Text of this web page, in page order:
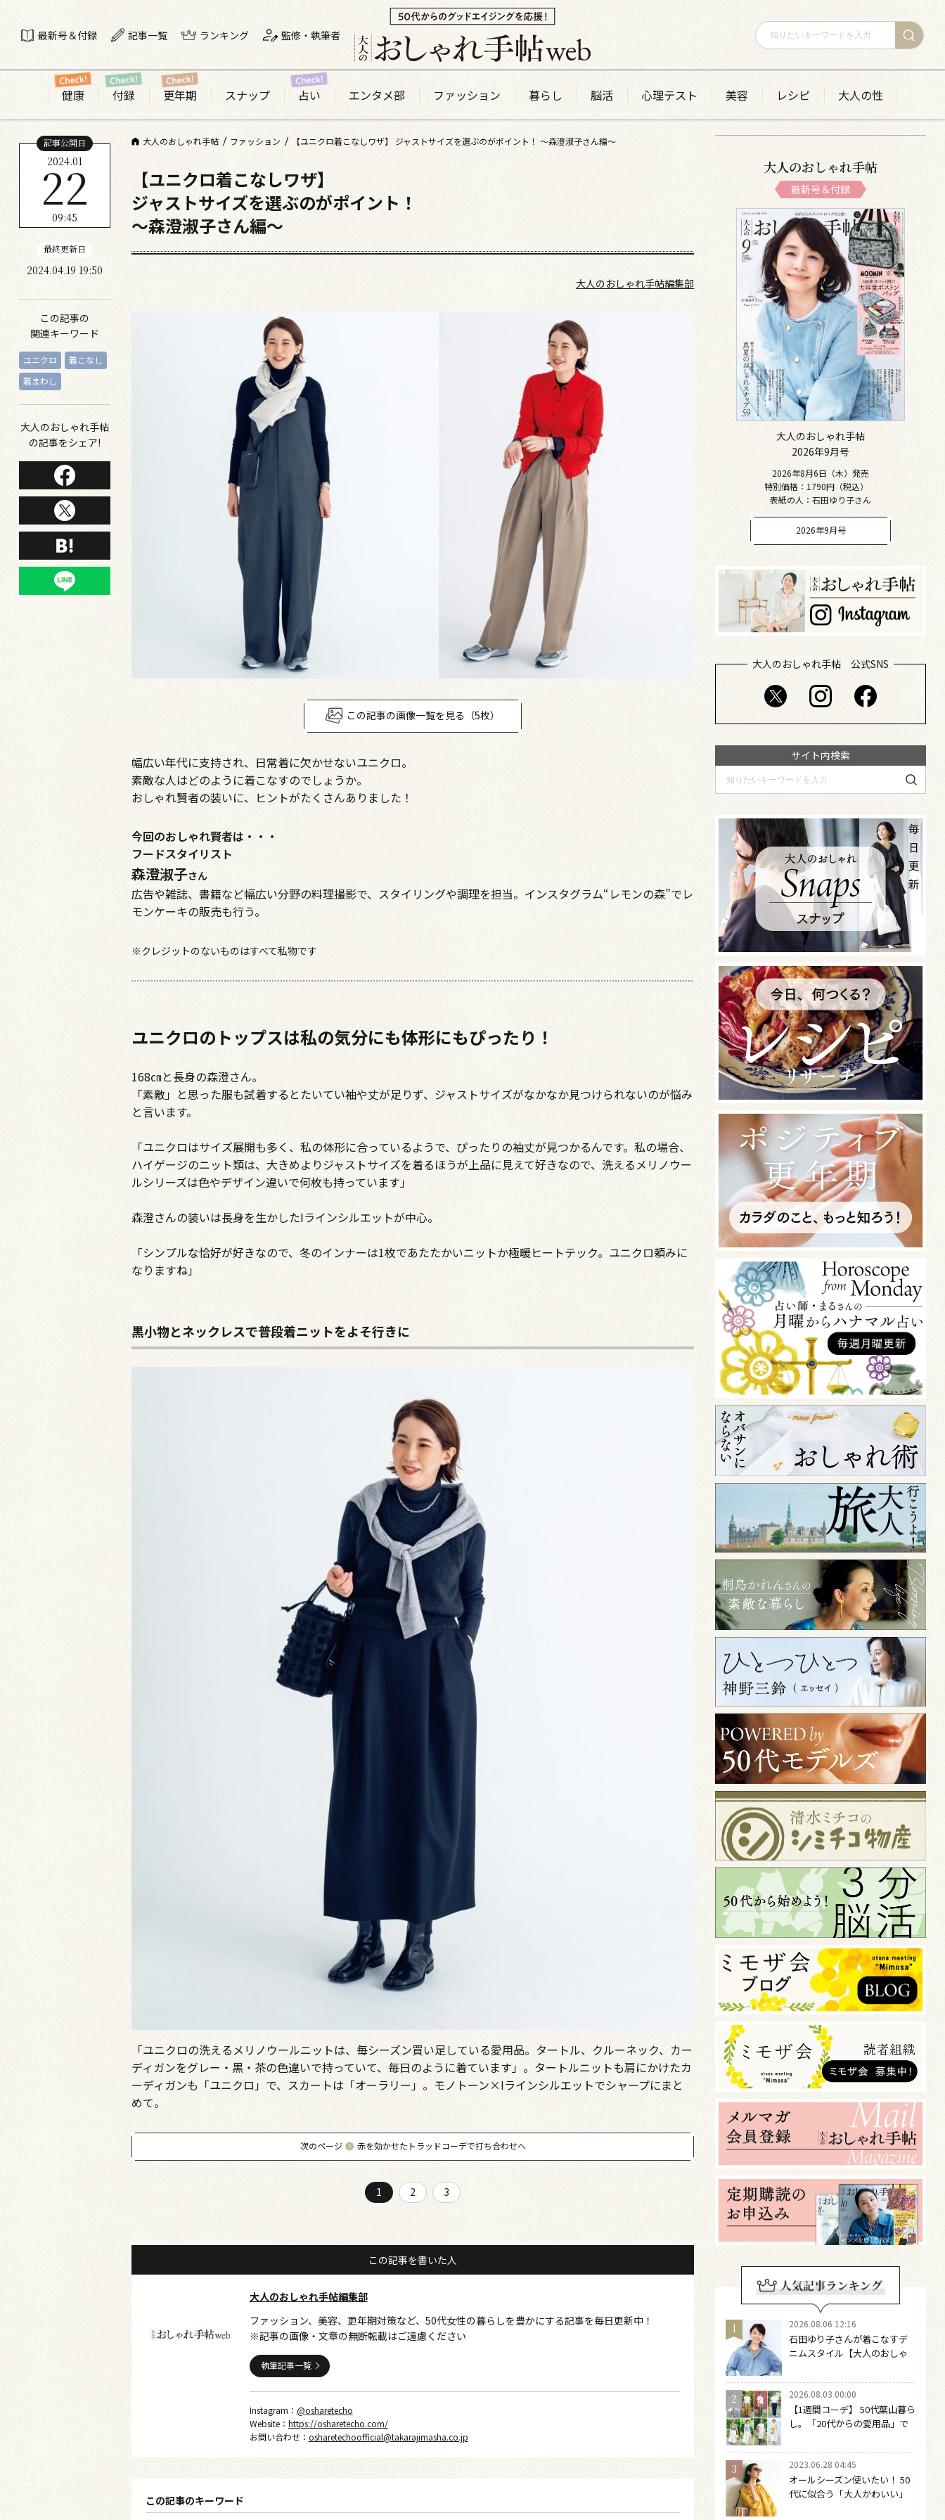
最新号＆付録 記事一覧 ランキング 監修・執筆者
健康 付録 更年期 スナップ 占い エンタメ部 ファッション 暮らし 脳活 心理テスト 美容 レシピ 大人の性
大人のおしゃれ手帖 ファッション 【ユニクロ着こなしワザ】 ジャストサイズを選ぶのがポイント！ 〜森澄淑子さん編〜
記事公開日
2024.01
22
09:45
最終更新日
2024.04.19 19:50
この記事の
関連キーワード
ユニクロ
着こなし
着まわし
大人のおしゃれ手帖
の記事をシェア!
【ユニクロ着こなしワザ】
ジャストサイズを選ぶのがポイント！
〜森澄淑子さん編〜
大人のおしゃれ手帖編集部
この記事の画像一覧を見る（5枚）
幅広い年代に支持され、日常着に欠かせないユニクロ。
素敵な人はどのように着こなすのでしょうか。
おしゃれ賢者の装いに、ヒントがたくさんありました！
今回のおしゃれ賢者は・・・
フードスタイリスト
森澄淑子さん
広告や雑誌、書籍など幅広い分野の料理撮影で、スタイリングや調理を担当。インスタグラム“レモンの森”でレ
モンケーキの販売も行う。
※クレジットのないものはすべて私物です
ユニクロのトップスは私の気分にも体形にもぴったり！
168㎝と長身の森澄さん。
「素敵」と思った服も試着するとたいてい袖や丈が足りず、ジャストサイズがなかなか見つけられないのが悩み
と言います。
「ユニクロはサイズ展開も多く、私の体形に合っているようで、ぴったりの袖丈が見つかるんです。私の場合、
ハイゲージのニット類は、大きめよりジャストサイズを着るほうが上品に見えて好きなので、洗えるメリノウー
ルシリーズは色やデザイン違いで何枚も持っています」
森澄さんの装いは長身を生かしたIラインシルエットが中心。
「シンプルな恰好が好きなので、冬のインナーは1枚であたたかいニットか極暖ヒートテック。ユニクロ頼みに
なりますね」
黒小物とネックレスで普段着ニットをよそ行きに
「ユニクロの洗えるメリノウールニットは、毎シーズン買い足している愛用品。タートル、クルーネック、カー
ディガンをグレー・黒・茶の色違いで持っていて、毎日のように着ています」。タートルニットも肩にかけたカ
ーディガンも「ユニクロ」で、スカートは「オーラリー」。モノトーン×Iラインシルエットでシャープにまと
めて。
次のページ 赤を効かせたトラッドコーデで打ち合わせへ
1 2 3
この記事を書いた人
大人のおしゃれ手帖編集部
ファッション、美容、更年期対策など、50代女性の暮らしを豊かにする記事を毎日更新中！
※記事の画像・文章の無断転載はご遠慮ください
執筆記事一覧
Instagram： @osharetecho
Website： https://osharetecho.com/
お問い合わせ： osharetechoofficial@takarajimasha.co.jp
この記事のキーワード
大人のおしゃれ手帖
最新号＆付録
大人のおしゃれ手帖
2026年9月号
2026年8月6日（木）発売
特別価格：1790円（税込）
表紙の人：石田ゆり子さん
2026年9月号
大人のおしゃれ手帖 公式SNS
サイト内検索
2026.08.06 12:16
石田ゆり子さんが着こなすデ
ニムスタイル【大人のおしゃ
どファッションは自由になる
2026.08.03 00:00
【1週間コーデ】 50代葉山暮ら
し。「20代からの愛用品」で
～ 桐野恵美さん #022 Emi
Kirino～
2023.06.28 04:45
オールシーズン使いたい！ 50
代に似合う「大人かわいい」